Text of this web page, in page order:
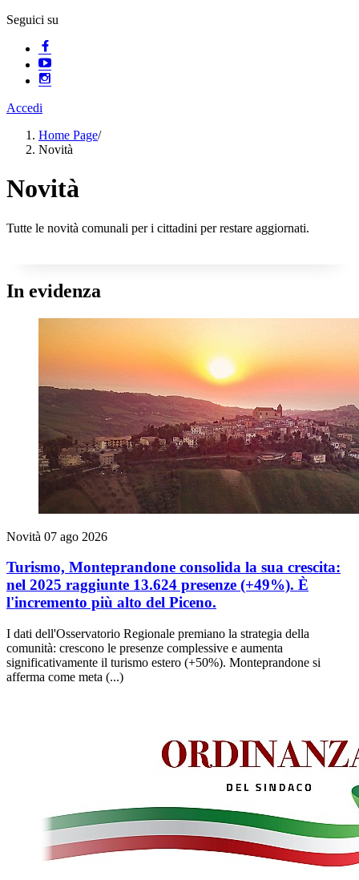
Seguici su
Accedi
Home Page/
Novità
Novità
Tutte le novità comunali per i cittadini per restare aggiornati.
In evidenza
Novità 07 ago 2026
Turismo, Monteprandone consolida la sua crescita:
nel 2025 raggiunte 13.624 presenze (+49%). È
l'incremento più alto del Piceno.
I dati dell'Osservatorio Regionale premiano la strategia della
comunità: crescono le presenze complessive e aumenta
significativamente il turismo estero (+50%). Monteprandone si
afferma come meta (...)